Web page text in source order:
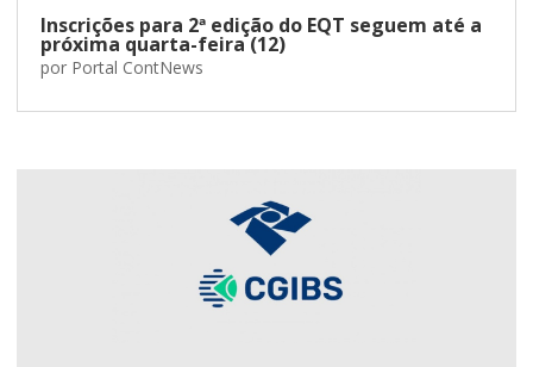
Inscrições para 2ª edição do EQT seguem até a
próxima quarta-feira (12)
por Portal ContNews